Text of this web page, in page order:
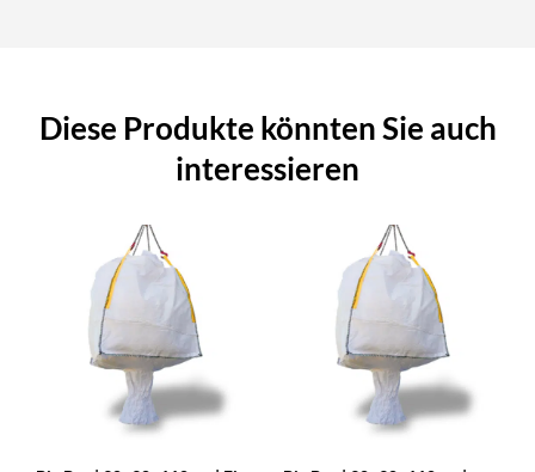
Diese Produkte könnten Sie auch
interessieren